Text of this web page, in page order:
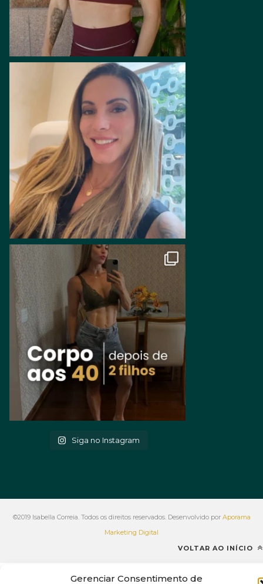
Gerenciar Consentimento de
Siga no Instagram
©2019 Isabella Correia. Todos os direitos reservados. Desenvolvido por Aporama
Marketing Digital
VOLTAR AO INÍCIO